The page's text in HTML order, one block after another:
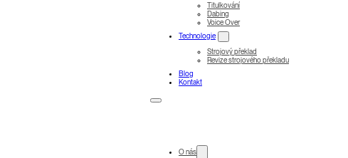
Titulkování
Dabing
Voice Over
Technologie
Strojový překlad
Revize strojového překladu
Blog
Kontakt
O nás